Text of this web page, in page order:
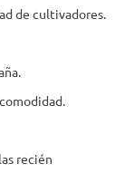
de cultivadores.
recién